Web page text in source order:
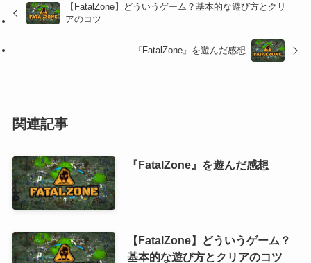
【FatalZone】どういうゲーム？基本的な遊び方とクリ
アのコツ
『FatalZone』を遊んだ感想
関連記事
『FatalZone』を遊んだ感想
【FatalZone】どういうゲーム？
基本的な遊び方とクリアのコツ